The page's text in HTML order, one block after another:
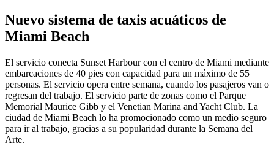
Nuevo sistema de taxis acuáticos de
Miami Beach
El servicio conecta Sunset Harbour con el centro de Miami mediante
embarcaciones de 40 pies con capacidad para un máximo de 55
personas. El servicio opera entre semana, cuando los pasajeros van o
regresan del trabajo. El servicio parte de zonas como el Parque
Memorial Maurice Gibb y el Venetian Marina and Yacht Club. La
ciudad de Miami Beach lo ha promocionado como un medio seguro
para ir al trabajo, gracias a su popularidad durante la Semana del
Arte.